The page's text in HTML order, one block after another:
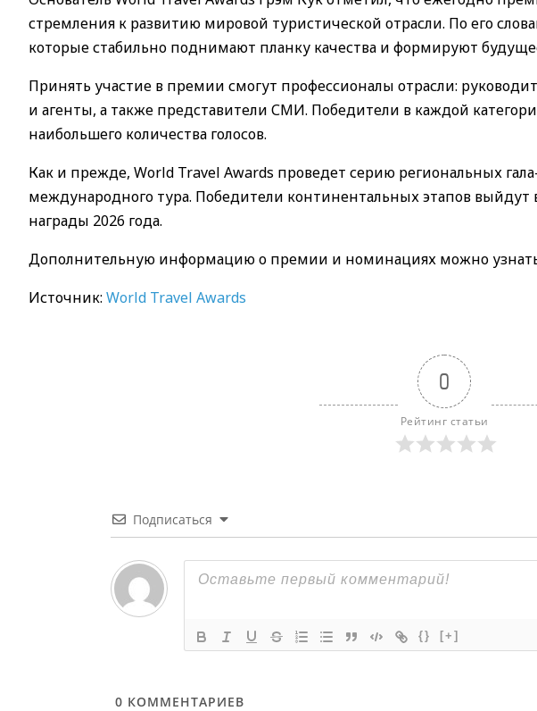
стремления к развитию мировой туристической отрасли. По его
которые стабильно поднимают планку качества и формируют
Принять участие в премии смогут профессионалы отрасли:
и агенты, а также представители СМИ. Победители в каждой
наибольшего количества голосов.
Как и прежде, World Travel Awards проведет серию региональных
международного тура. Победители континентальных этапов выйдут
награды 2026 года.
Дополнительную информацию о премии и номинациях можно
Источник: World Travel Awards
0
Рейтинг статьи
Подписаться
{} [+]
0 КОММЕНТАРИЕВ